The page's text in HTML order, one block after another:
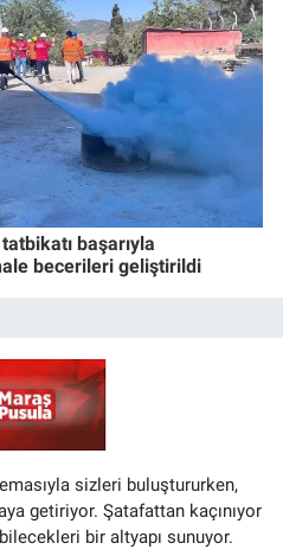
başarıyla
becerileri geliştirildi
sizleri buluştururken,
getiriyor. Şatafattan kaçınıyor
bir altyapı sunuyor.